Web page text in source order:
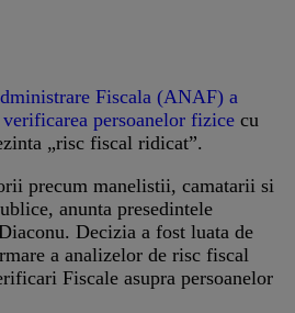
Fiscala (ANAF) a
persoanelor fizice cu
„risc fiscal ridicat”.
precum manelistii, camatarii si
anunta presedintele
Decizia a fost luata de
a analizelor de risc fiscal
Fiscale asupra persoanelor